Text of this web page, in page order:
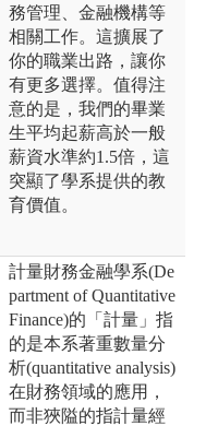
務管理、金融機構等
相關工作。這擴展了
你的職業出路，讓你
有更多選擇。值得注
意的是，我們的畢業
生平均起薪高於一般
薪資水準約1.5倍，這
突顯了學系提供的教
育價值。
計量財務金融學系(De
partment of Quantitative
Finance)的「計量」指
的是本系著重數量分
析(quantitative analysis)
在財務領域的應用，
而非狹隘的指計量經